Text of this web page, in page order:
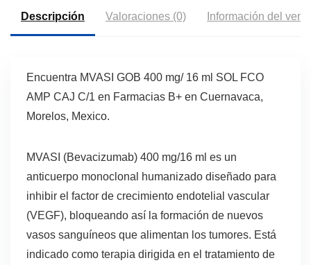
Descripción Valoraciones (0) Información del
Encuentra MVASI GOB 400 mg/ 16 ml SOL FCO
AMP CAJ C/1 en Farmacias B+ en Cuernavaca,
Morelos, Mexico.
MVASI (Bevacizumab) 400 mg/16 ml es un
anticuerpo monoclonal humanizado diseñado para
inhibir el factor de crecimiento endotelial vascular
(VEGF), bloqueando así la formación de nuevos
vasos sanguíneos que alimentan los tumores. Está
indicado como terapia dirigida en el tratamiento de